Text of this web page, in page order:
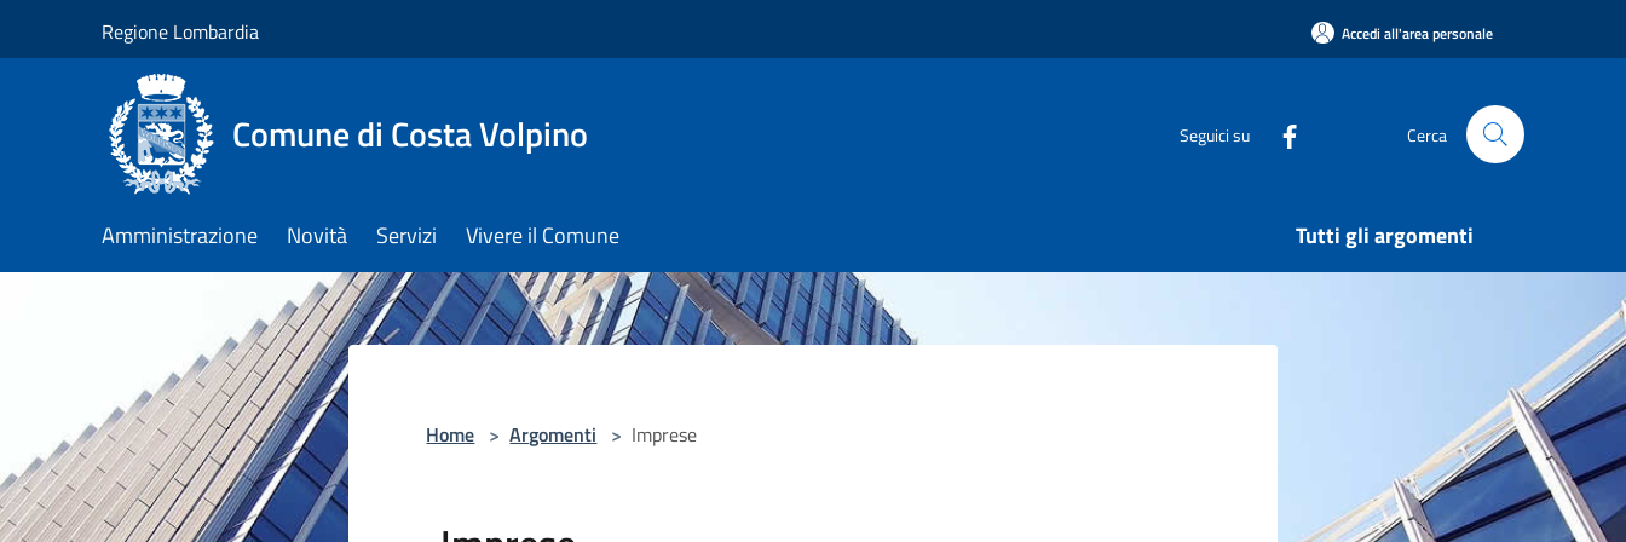
Regione Lombardia Accedi all'area personale
Comune di Costa Volpino Seguici su Cerca
Amministrazione Novità Servizi Vivere il Comune Tutti gli argomenti
Home > Argomenti > Imprese